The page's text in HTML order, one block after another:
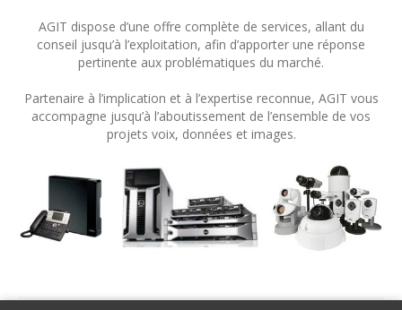
AGIT dispose d’une offre complète de services, allant du
conseil jusqu’à l’exploitation, afin d’apporter une réponse
pertinente aux problématiques du marché.
Partenaire à l’implication et à l’expertise reconnue, AGIT vous
accompagne jusqu’à l’aboutissement de l’ensemble de vos
projets voix, données et images.